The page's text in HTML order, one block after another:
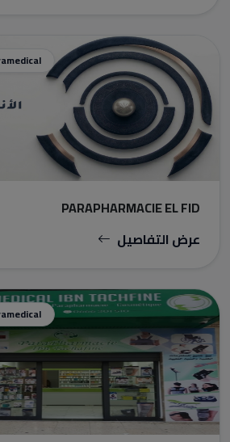
PARAPHARMACIE EL FID
عرض التفاصيل